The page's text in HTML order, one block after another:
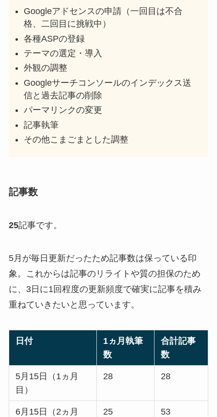
Googleアドセンスの申請（一回目は不合
格、二回目に挑戦中）
各種ASPの登録
テーマの選定・導入
外観の調整
Googleサーチコンソールのインデックス送
信と過去記事の削除
パーマリンクの変更
記事執筆
その他こまごまとした調整
記事数
25記事です。
5月が毎日更新だったため記事数は保っている印
象。これからは記事のリライトや質の担保のため
に、3日に1回程度の更新頻度で確実に記事を積み
重ねていきたいと思っています。
日付
1ヵ月執筆
数
合計記事
数
5月15日（1ヵ月
目）
28 28
6月15日（2ヵ月
25 53